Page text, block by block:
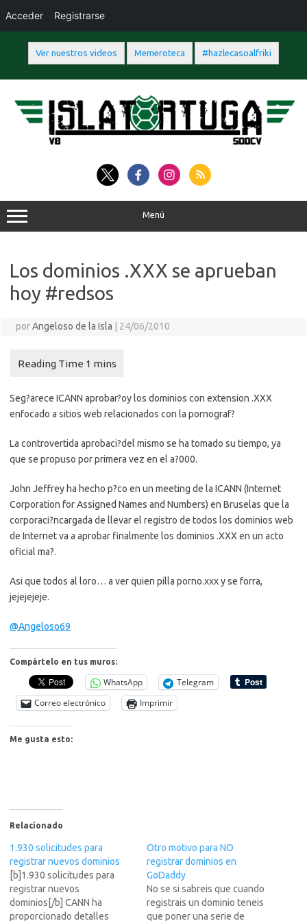
Ver nuestros videos Memeroteca #hazlecasoalfriki
contenido
Menú
Los dominios .XXX se aprueban
hoy #redsos
porAngeloso de la Isla 24/06/2010
Seg?arece ICANN aprobar?oy los dominios con extension .XXX
enfocado a sitios web relacionados con la pornograf?
La controvertida aprobaci?del mismo se ha tomado su tiempo, ya
que se propuso por primera vez en el a?000.
John Jeffrey ha hecho p?co en un meeting de la ICANN (Internet
Corporation for Assigned Names and Numbers) en Bruselas que la
corporaci?ncargada de llevar el registro de todos los dominios web
de Internet va a aprobar finalmente los dominios .XXX en un acto
oficial ma?.
Asi que todos al loro… a ver quien pilla porno.xxx y se forra,
jejejejeje.
@Angeloso69
Compártelo en tus muros:
WhatsApp
Telegram
Correo electrónico
Imprimir
Me gusta esto:
Relacionado
1.930 solicitudes para
registrar nuevos dominios
[b]1.930 solicitudes para
registrar nuevos
dominios[/b] CANN ha
proporcionado detalles
Otro motivo para NO
registrar dominios en
GoDaddy
No se si sabreis que cuando
registrais un dominio teneis
que poner una serie de
Acceder Registrarse